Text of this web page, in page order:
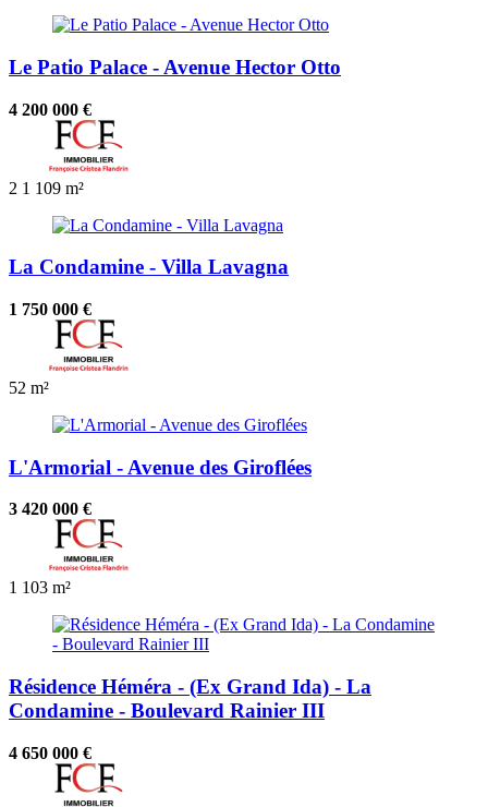
Le Patio Palace - Avenue Hector Otto
4 200 000 €
2 1 109 m²
La Condamine - Villa Lavagna
1 750 000 €
52 m²
L'Armorial - Avenue des Giroflées
3 420 000 €
1 103 m²
Résidence Héméra - (Ex Grand Ida) - La
Condamine - Boulevard Rainier III
4 650 000 €